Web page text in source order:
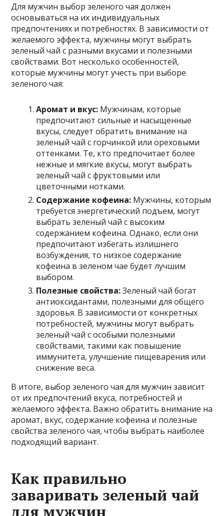
Для мужчин выбор зеленого чая должен
основываться на их индивидуальных
предпочтениях и потребностях. В зависимости от
желаемого эффекта, мужчины могут выбрать
зеленый чай с разными вкусами и полезными
свойствами. Вот несколько особенностей,
которые мужчины могут учесть при выборе
зеленого чая:
Аромат и вкус: Мужчинам, которые
предпочитают сильные и насыщенные
вкусы, следует обратить внимание на
зеленый чай с горчинкой или ореховыми
оттенками. Те, кто предпочитает более
нежные и мягкие вкусы, могут выбрать
зеленый чай с фруктовыми или
цветочными нотками.
Содержание кофеина: Мужчины, которым
требуется энергетический подъем, могут
выбрать зеленый чай с высоким
содержанием кофеина. Однако, если они
предпочитают избегать излишнего
возбуждения, то низкое содержание
кофеина в зеленом чае будет лучшим
выбором.
Полезные свойства:Зеленый чай богат
антиоксидантами, полезными для общего
здоровья. В зависимости от конкретных
потребностей, мужчины могут выбрать
зеленый чай с особыми полезными
свойствами, такими как повышение
иммунитета, улучшение пищеварения или
снижение веса.
В итоге, выбор зеленого чая для мужчин зависит
от их предпочтений вкуса, потребностей и
желаемого эффекта. Важно обратить внимание на
аромат, вкус, содержание кофеина и полезные
свойства зеленого чая, чтобы выбрать наиболее
подходящий вариант.
Как правильно
заваривать зеленый чай
для мужчин